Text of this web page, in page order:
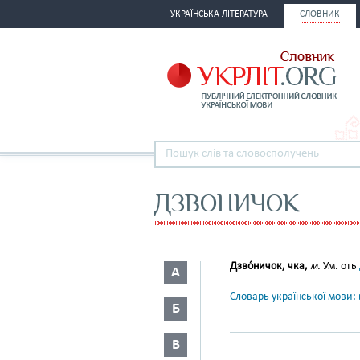
УКРАЇНСЬКА ЛІТЕРАТУРА СЛОВНИК
ДЗВОНИЧОК
А
Б
В
Дзво́ничок, чка, м. Ум. отъ
Словарь української